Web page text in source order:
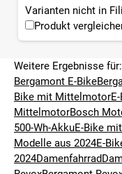
Varianten nicht in
Produkt
Weitere Ergebnisse für:
Bergamont E-Bike
Bike mit Mittelmotor
MittelmotorBosch
500-Wh-AkkuE-Bike
Modelle aus 2024E-
2024Damenfahrrad